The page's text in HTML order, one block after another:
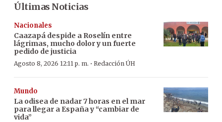
Últimas Noticias
Nacionales
Caazapá despide a Roselín entre
lágrimas, mucho dolor y un fuerte
pedido de justicia
Agosto 8, 2026 12:11 p. m. · Redacción ÚH
Mundo
La odisea de nadar 7 horas en el mar
para llegar a España y “cambiar de
vida”